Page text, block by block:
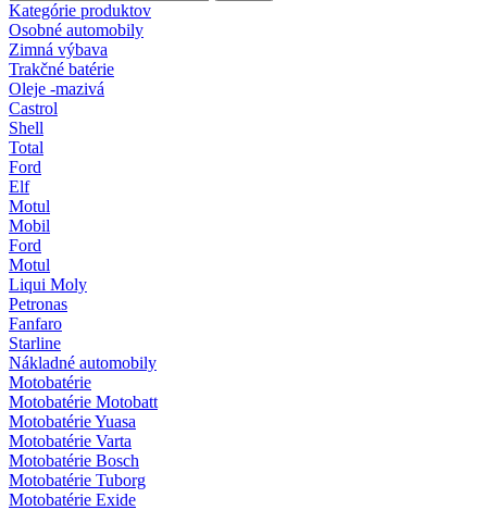
Kategórie produktov
Osobné automobily
Zimná výbava
Trakčné batérie
Oleje -mazivá
Castrol
Shell
Total
Ford
Elf
Motul
Mobil
Ford
Motul
Liqui Moly
Petronas
Fanfaro
Starline
Nákladné automobily
Motobatérie
Motobatérie Motobatt
Motobatérie Yuasa
Motobatérie Varta
Motobatérie Bosch
Motobatérie Tuborg
Motobatérie Exide